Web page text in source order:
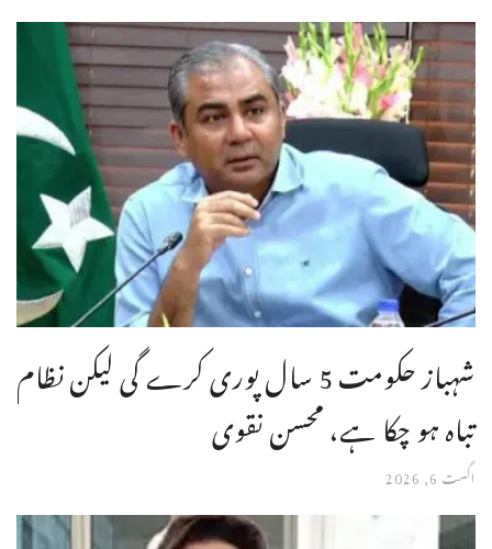
شہباز حکومت 5 سال پوری کرے گی لیکن نظام
تباہ ہو چکا ہے، محسن نقوی
اگست 6, 2026